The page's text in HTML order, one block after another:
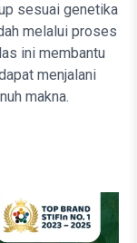
sesuai genetika
melalui proses
ini membantu
menjalani
makna.​